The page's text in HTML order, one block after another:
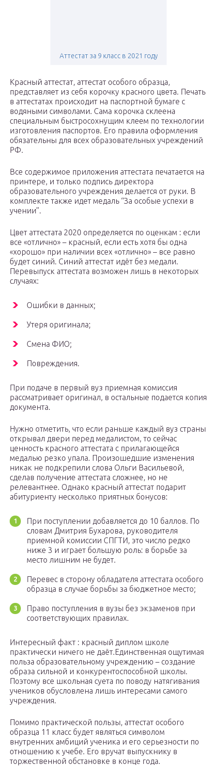
Аттестат за 9 класс в 2021 году
Красный аттестат, аттестат особого образца,
представляет из себя корочку красного цвета. Печать
в аттестатах происходит на паспортной бумаге с
водяными символами. Сама корочка склеена
специальным быстросохнущим клеем по технологии
изготовления паспортов. Его правила оформления
обязательны для всех образовательных учреждений
РФ.
Все содержимое приложения аттестата печатается на
принтере, и только подпись директора
образовательного учреждения делается от руки. В
комплекте также идет медаль “За особые успехи в
учении”.
Цвет аттестата 2020 определяется по оценкам : если
все «отлично» – красный, если есть хотя бы одна
«хорошо» при наличии всех «отлично» – все равно
будет синий. Синий аттестат идёт без медали.
Перевыпуск аттестата возможен лишь в некоторых
случаях:
Ошибки в данных;
Утеря оригинала;
Смена ФИО;
Повреждения.
При подаче в первый вуз приемная комиссия
рассматривает оригинал, в остальные подается копия
документа.
Нужно отметить, что если раньше каждый вуз страны
открывал двери перед медалистом, то сейчас
ценность красного аттестата с прилагающейся
медалью резко упала. Произошедшие изменения
никак не подкрепили слова Ольги Васильевой,
сделав получение аттестата сложнее, но не
релевантнее. Однако красный аттестат подарит
абитуриенту несколько приятных бонусов:
При поступлении добавляется до 10 баллов. По
словам Дмитрия Бухарова, руководителя
приемной комиссии СПГТИ, это число редко
ниже 3 и играет большую роль: в борьбе за
место лишним не будет.
Перевес в сторону обладателя аттестата особого
образца в случае борьбы за бюджетное место;
Право поступления в вузы без экзаменов при
соответствующих правилах.
Интересный факт : красный диплом школе
практически ничего не даёт.Единственная ощутимая
польза образовательному учреждению – создание
образа сильной и конкурентоспособной школы.
Поэтому все школьная суета по поводу натягивания
учеников обусловлена лишь интересами самого
учреждения.
Помимо практической пользы, аттестат особого
образца 11 класс будет являться символом
внутренних амбиций ученика и его серьезности по
отношению к учебе. Его вручат выпускнику в
торжественной обстановке в конце года.